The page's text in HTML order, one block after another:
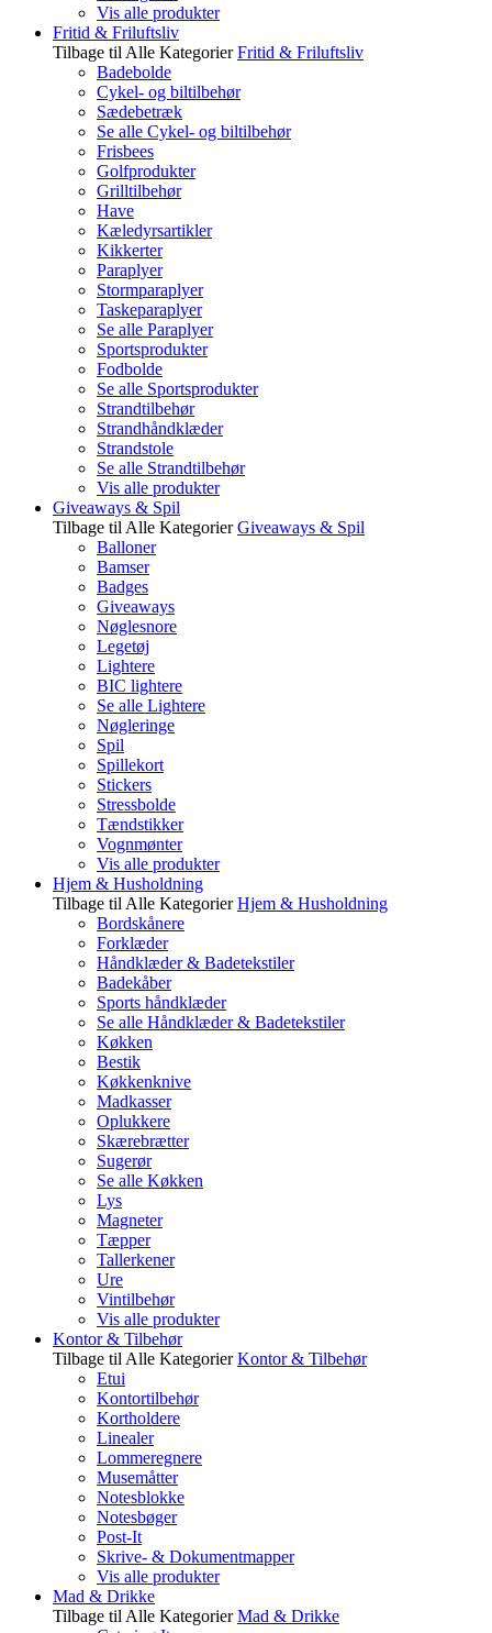
Vis alle produkter
Fritid & Friluftsliv
Tilbage til Alle Kategorier Fritid & Friluftsliv
Badebolde
Cykel- og biltilbehør
Sædebetræk
Se alle Cykel- og biltilbehør
Frisbees
Golfprodukter
Grilltilbehør
Have
Kæledyrsartikler
Kikkerter
Paraplyer
Stormparaplyer
Taskeparaplyer
Se alle Paraplyer
Sportsprodukter
Fodbolde
Se alle Sportsprodukter
Strandtilbehør
Strandhåndklæder
Strandstole
Se alle Strandtilbehør
Vis alle produkter
Giveaways & Spil
Tilbage til Alle Kategorier Giveaways & Spil
Balloner
Bamser
Badges
Giveaways
Nøglesnore
Legetøj
Lightere
BIC lightere
Se alle Lightere
Nøgleringe
Spil
Spillekort
Stickers
Stressbolde
Tændstikker
Vognmønter
Vis alle produkter
Hjem & Husholdning
Tilbage til Alle Kategorier Hjem & Husholdning
Bordskånere
Forklæder
Håndklæder & Badetekstiler
Badekåber
Sports håndklæder
Se alle Håndklæder & Badetekstiler
Køkken
Bestik
Køkkenknive
Madkasser
Oplukkere
Skærebrætter
Sugerør
Se alle Køkken
Lys
Magneter
Tæpper
Tallerkener
Ure
Vintilbehør
Vis alle produkter
Kontor & Tilbehør
Tilbage til Alle Kategorier Kontor & Tilbehør
Etui
Kontortilbehør
Kortholdere
Linealer
Lommeregnere
Musemåtter
Notesblokke
Notesbøger
Post-It
Skrive- & Dokumentmapper
Vis alle produkter
Mad & Drikke
Tilbage til Alle Kategorier Mad & Drikke